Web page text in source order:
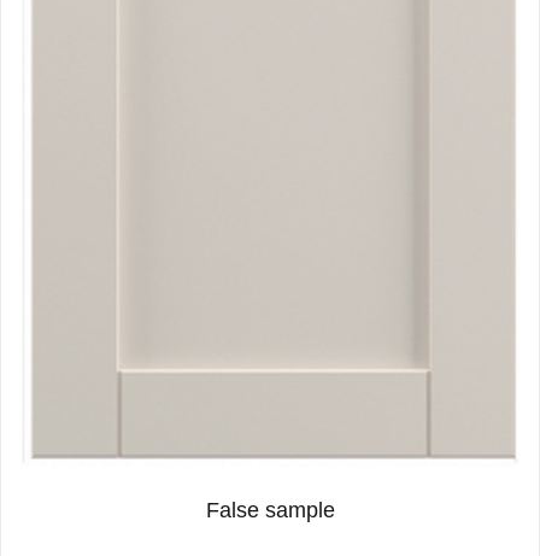
False sample